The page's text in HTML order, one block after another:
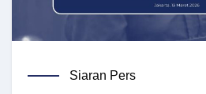
Siaran Pers